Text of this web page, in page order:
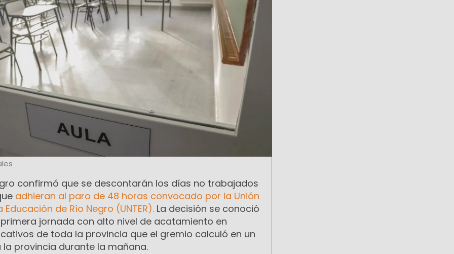
confirmó que se descontarán los días no trabajados
adhieran al paro de 48 horas convocado por la Unión
de Río Negro (UNTER). La decisión se conoció
jornada con alto nivel de acatamiento en
de toda la provincia que el gremio calculó en un
provincia durante la mañana.